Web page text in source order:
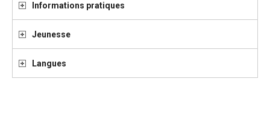
Informations pratiques
Jeunesse
Langues